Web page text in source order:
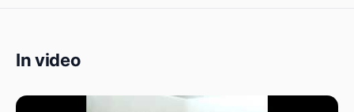
In video